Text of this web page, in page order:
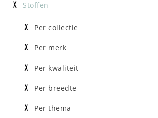
Stoffen
Per collectie
Per merk
Per kwaliteit
Per breedte
Per thema